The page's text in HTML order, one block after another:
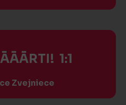
1:1
Zvejniece